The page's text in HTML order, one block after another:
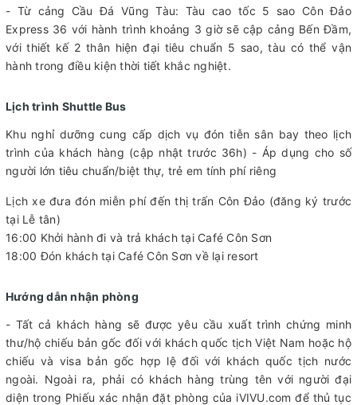
- Từ cảng Cầu Đá Vũng Tàu: Tàu cao tốc 5 sao Côn Đảo
Express 36 với hành trình khoảng 3 giờ sẽ cập cảng Bến Đầm,
với thiết kế 2 thân hiện đại tiêu chuẩn 5 sao, tàu có thể vận
hành trong điều kiện thời tiết khắc nghiệt.
Lịch trình Shuttle Bus
Khu nghỉ dưỡng cung cấp dịch vụ đón tiễn sân bay theo lịch
trình của khách hàng (cập nhật trước 36h) - Áp dụng cho số
người lớn tiêu chuẩn/biệt thự, trẻ em tính phí riêng
Lịch xe đưa đón miễn phí đến thị trấn Côn Đảo (đăng ký trước
tại Lễ tân)
16:00 Khởi hành đi và trả khách tại Café Côn Sơn
18:00 Đón khách tại Café Côn Sơn về lại resort
Hướng dẫn nhận phòng
- Tất cả khách hàng sẽ được yêu cầu xuất trình chứng minh
thư/hộ chiếu bản gốc đối với khách quốc tịch Việt Nam hoặc hộ
chiếu và visa bản gốc hợp lệ đối với khách quốc tịch nước
ngoài. Ngoài ra, phải có khách hàng trùng tên với người đại
diện trong Phiếu xác nhận đặt phòng của iVIVU.com để thủ tục